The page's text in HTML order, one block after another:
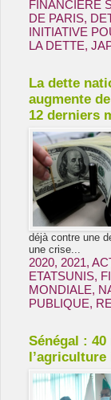
FINANCIERE
DE PARIS,
INITIATIVE
LA DETTE,
La dette
augmente
12 derniers
déjà contre une
une crise...
2020, 2021,
ETATSUNIS,
MONDIALE,
PUBLIQUE,
Sénégal :
l’agriculture